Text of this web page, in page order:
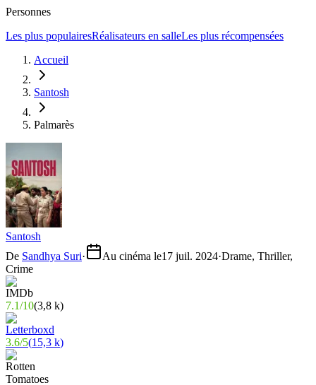
Personnes
Les plus populairesRéalisateurs en salleLes plus récompensées
Accueil
Santosh
Palmarès
Santosh
De Sandhya Suri· Au cinéma le17 juil. 2024·Drame, Thriller,
Crime
7.1/10(3,8 k)
3.6/5(15,3 k)